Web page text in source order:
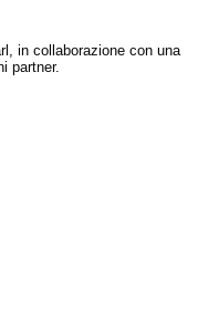
in collaborazione con una
partner.